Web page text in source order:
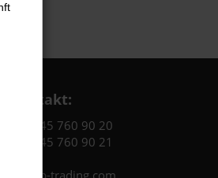
Kontakt:
+49 3745 760 90 20
+49 3745 760 90 21
trading.com